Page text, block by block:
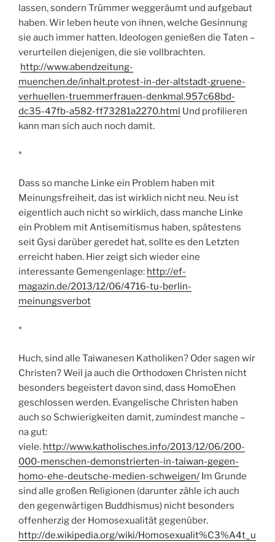
lassen, sondern Trümmer weggeräumt und aufgebaut
haben. Wir leben heute von ihnen, welche Gesinnung
sie auch immer hatten. Ideologen genießen die Taten –
verurteilen diejenigen, die sie vollbrachten.
http://www.abendzeitung-
muenchen.de/inhalt.protest-in-der-altstadt-gruene-
verhuellen-truemmerfrauen-denkmal.957c68bd-
dc35-47fb-a582-ff73281a2270.html Und profilieren
kann man sich auch noch damit.
*
Dass so manche Linke ein Problem haben mit
Meinungsfreiheit, das ist wirklich nicht neu. Neu ist
eigentlich auch nicht so wirklich, dass manche Linke
ein Problem mit Antisemitismus haben, spätestens
seit Gysi darüber geredet hat, sollte es den Letzten
erreicht haben. Hier zeigt sich wieder eine
interessante Gemengenlage: http://ef-
magazin.de/2013/12/06/4716-tu-berlin-
meinungsverbot
*
Huch, sind alle Taiwanesen Katholiken? Oder sagen wir
Christen? Weil ja auch die Orthodoxen Christen nicht
besonders begeistert davon sind, dass HomoEhen
geschlossen werden. Evangelische Christen haben
auch so Schwierigkeiten damit, zumindest manche –
na gut:
viele. http://www.katholisches.info/2013/12/06/200-
000-menschen-demonstrierten-in-taiwan-gegen-
homo-ehe-deutsche-medien-schweigen/ Im Grunde
sind alle großen Religionen (darunter zähle ich auch
den gegenwärtigen Buddhismus) nicht besonders
offenherzig der Homosexualität gegenüber.
http://de.wikipedia.org/wiki/Homosexualit%C3%A4t_u